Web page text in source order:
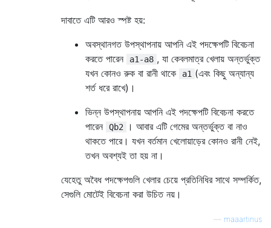
দাবাতে এটি আরও স্পষ্ট হয়:
অবস্থানগত উপস্থাপনায় আপনি এই পদক্ষেপটি বিবেচনা
করতে পারেন
a1-a8 , যা কেবলমাত্র খেলায় অন্তর্ভুক্ত
যখন কোনও রুক বা রানী থাকে
a1 (এবং কিছু অন্যান্য
শর্ত ধরে রাখে)।
ভিন্ন উপস্থাপনায় আপনি এই পদক্ষেপটি বিবেচনা করতে
পারেন
Qb2
। আবার এটি গেমের অন্তর্ভুক্ত বা নাও
থাকতে পারে। যখন বর্তমান খেলোয়াড়ের কোনও রানী নেই,
তখন অবশ্যই তা হয় না।
যেহেতু অবৈধ পদক্ষেপগুলি খেলার চেয়ে প্রতিনিধির সাথে সম্পর্কিত,
সেগুলি মোটেই বিবেচনা করা উচিত নয়।
maaartinus